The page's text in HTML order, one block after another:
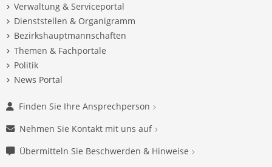
Verwaltung & Serviceportal
Dienststellen & Organigramm
Bezirkshauptmannschaften
Themen & Fachportale
Politik
News Portal
Finden Sie Ihre Ansprechperson
Nehmen Sie Kontakt mit uns auf
Übermitteln Sie Beschwerden & Hinweise